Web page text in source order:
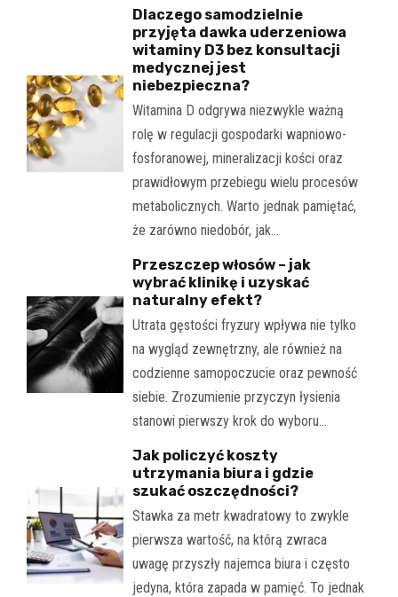
Dlaczego samodzielnie
przyjęta dawka uderzeniowa
witaminy D3 bez konsultacji
medycznej jest
niebezpieczna?
Witamina D odgrywa niezwykle ważną
rolę w regulacji gospodarki wapniowo-
fosforanowej, mineralizacji kości oraz
prawidłowym przebiegu wielu procesów
metabolicznych. Warto jednak pamiętać,
że zarówno niedobór, jak…
Przeszczep włosów – jak
wybrać klinikę i uzyskać
naturalny efekt?
Utrata gęstości fryzury wpływa nie tylko
na wygląd zewnętrzny, ale również na
codzienne samopoczucie oraz pewność
siebie. Zrozumienie przyczyn łysienia
stanowi pierwszy krok do wyboru…
Jak policzyć koszty
utrzymania biura i gdzie
szukać oszczędności?
Stawka za metr kwadratowy to zwykle
pierwsza wartość, na którą zwraca
uwagę przyszły najemca biura i często
jedyna, która zapada w pamięć. To jednak